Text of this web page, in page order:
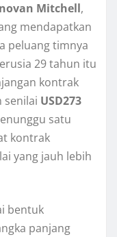
Mitchell,
mendapatkan
peluang timnya
29 tahun itu
kontrak
senilai USD273
satu
kontrak
yang jauh lebih
bentuk
panjang